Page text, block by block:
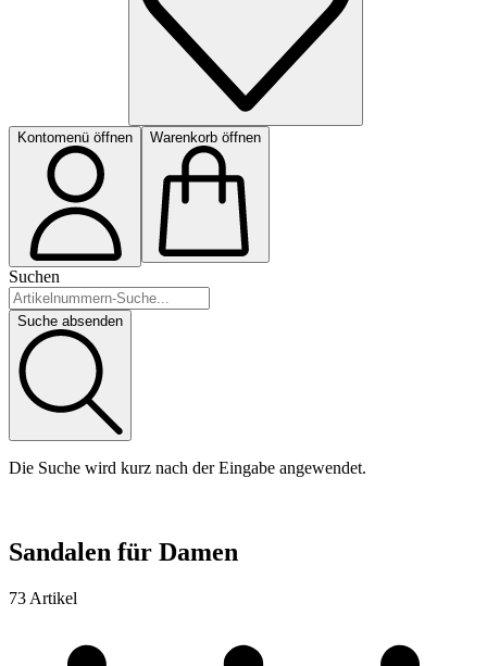
Kontomenü öffnen Warenkorb öffnen
Suchen
Suche absenden
Die Suche wird kurz nach der Eingabe angewendet.
Sandalen für Damen
73 Artikel